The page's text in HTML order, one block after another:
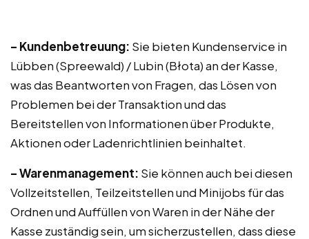
– Kundenbetreuung: Sie bieten Kundenservice in
Lübben (Spreewald) / Lubin (Błota) an der Kasse,
was das Beantworten von Fragen, das Lösen von
Problemen bei der Transaktion und das
Bereitstellen von Informationen über Produkte,
Aktionen oder Ladenrichtlinien beinhaltet.
– Warenmanagement: Sie können auch bei diesen
Vollzeitstellen, Teilzeitstellen und Minijobs für das
Ordnen und Auffüllen von Waren in der Nähe der
Kasse zuständig sein, um sicherzustellen, dass diese